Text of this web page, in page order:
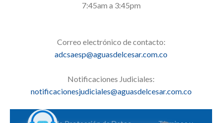
7:45am a 3:45pm
Correo electrónico de contacto:
adcsaesp@aguasdelcesar.com.co
Notificaciones Judiciales:
notificacionesjudiciales@aguasdelcesar.com.co